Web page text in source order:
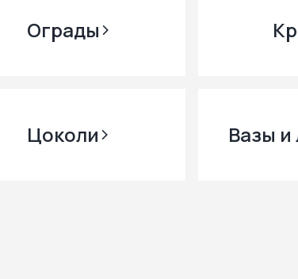
Ограды
Цоколи Вазы и